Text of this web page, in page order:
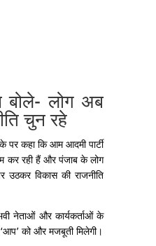
बोले- लोग अब
चुन रहे
पर कहा कि आम आदमी पार्टी
कर रही हैं और पंजाब के लोग
उठकर विकास की राजनीति
नेताओं और कार्यकर्ताओं के
को और मजबूती मिलेगी।